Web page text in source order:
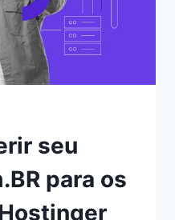
seu
para os